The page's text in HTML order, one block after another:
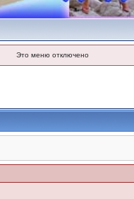
Это меню отключено